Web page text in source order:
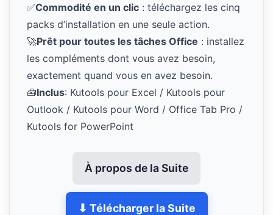
✅Commodité en un clic : téléchargez les cinq
packs d’installation en une seule action.
🚀Prêt pour toutes les tâches Office : installez
les compléments dont vous avez besoin,
exactement quand vous en avez besoin.
🧰Inclus: Kutools pour Excel / Kutools pour
Outlook / Kutools pour Word / Office Tab Pro /
Kutools for PowerPoint
À propos de la Suite
⬇ Télécharger la Suite